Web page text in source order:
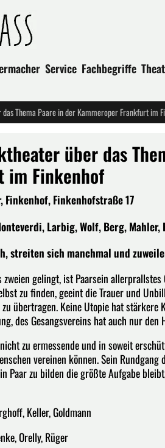
Service Fachbegriffe
Thema Paare in der Kammeroper Frankfurt im
über das
im Finkenhof
Finkenhof, Finkenhofstraße 17
Larbig, Wolf, Berg,
streiten sich manchmal und
zweien gelingt, ist Paarsein
zu finden, geeint die Trauer und
übertragen. Keine Utopie hat
des Gesangsvereins hat auch nur
zu ermessende und in soweit
vereinen können. Sein
Paar zu bilden die größte Aufgabe
Keller, Goldmann
Orelly, Rüger